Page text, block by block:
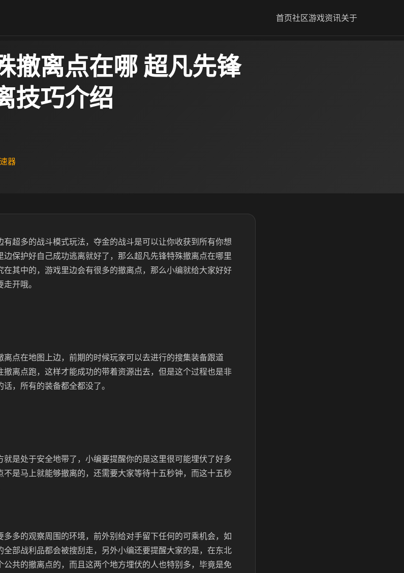
首页社区游戏资讯关于
撤离点在哪 超凡先锋
技巧介绍
器
超多的战斗模式玩法，夺金的战斗是可以让你收获到所有你想
保护好自己成功逃离就好了，那么超凡先锋特殊撤离点在哪里
在其中的，游戏里边会有很多的撤离点，那么小编就给大家好好
开哦。
离点在地图上边，前期的时候玩家可以去进行的搜集装备跟道
离点跑，这样才能成功的带着资源出去，但是这个过程也是非
，所有的装备都全都没了。
是处于安全地带了，小编要提醒你的是这里很可能埋伏了好多
是马上就能够撤离的，还需要大家等待十五秒钟，而这十五秒
多的观察周围的环境，前外别给对手留下任何的可乘机会，如
全部战利品都会被搜刮走，另外小编还要提醒大家的是，在东北
公共的撤离点的，而且这两个地方埋伏的人也特别多，毕竟是免